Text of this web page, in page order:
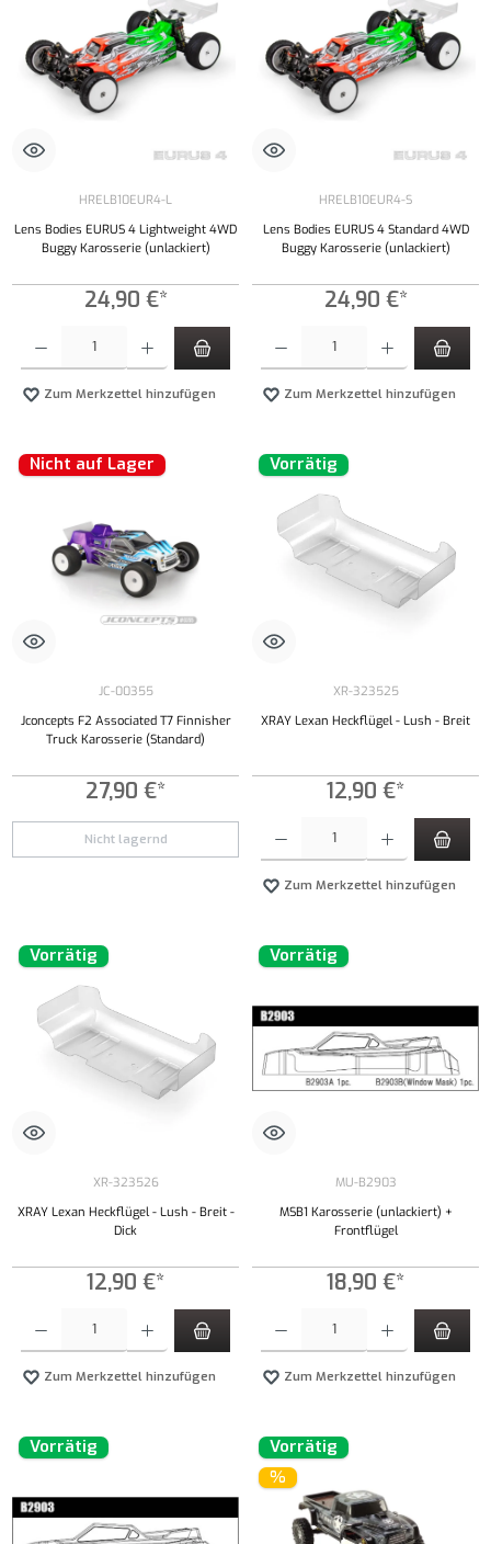
HRELB10EUR4-L
Lens Bodies EURUS 4 Lightweight 4WD
Buggy Karosserie (unlackiert)
24,90 €*
Zum Merkzettel hinzufügen
HRELB10EUR4-S
Lens Bodies EURUS 4 Standard 4WD
Buggy Karosserie (unlackiert)
24,90 €*
Zum Merkzettel hinzufügen
Nicht auf Lager
JC-00355
Jconcepts F2 Associated T7 Finnisher
Truck Karosserie (Standard)
27,90 €*
Nicht lagernd
Vorrätig
XR-323525
XRAY Lexan Heckflügel - Lush - Breit
12,90 €*
Zum Merkzettel hinzufügen
Vorrätig
XR-323526
XRAY Lexan Heckflügel - Lush - Breit -
Dick
12,90 €*
Zum Merkzettel hinzufügen
Vorrätig
MU-B2903
MSB1 Karosserie (unlackiert) +
Frontflügel
18,90 €*
Zum Merkzettel hinzufügen
Vorrätig
Vorrätig
%